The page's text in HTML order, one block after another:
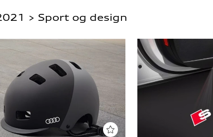
> Sport og design